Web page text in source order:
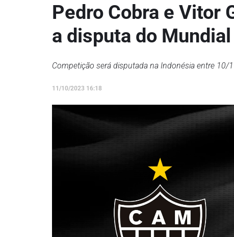
Pedro Cobra e Vitor
a disputa do
Competição será disputada na Indonésia entre 10/
11/10/2023 16:18